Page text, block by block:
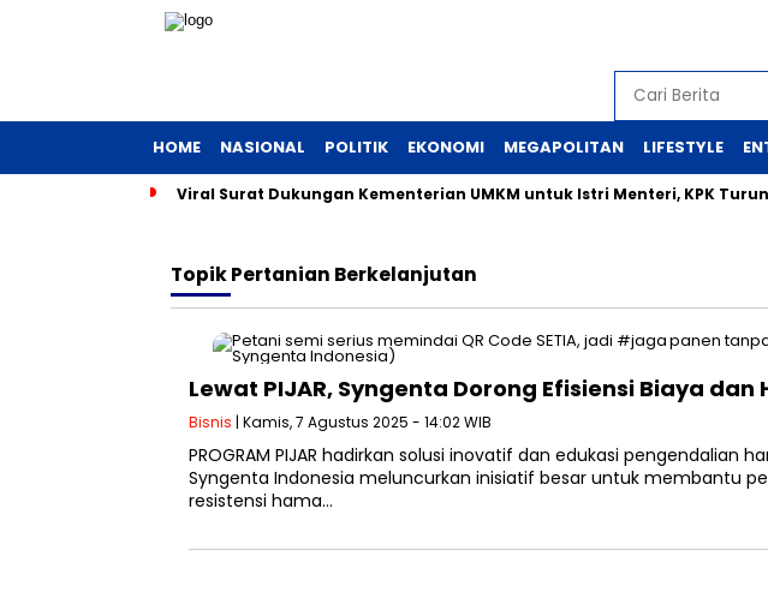
HOME NASIONAL POLITIK EKONOMI MEGAPOLITAN LIFESTYLE
Viral Surat Dukungan Kementerian UMKM untuk Istri Menteri, KPK
TopikPertanian Berkelanjutan
Lewat PIJAR, Syngenta Dorong Efisiensi Biaya dan
Bisnis | Kamis, 7 Agustus 2025 - 14:02 WIB
PROGRAM PIJAR hadirkan solusi inovatif dan edukasi pengendalian
Syngenta Indonesia meluncurkan inisiatif besar untuk membantu
resistensi hama…